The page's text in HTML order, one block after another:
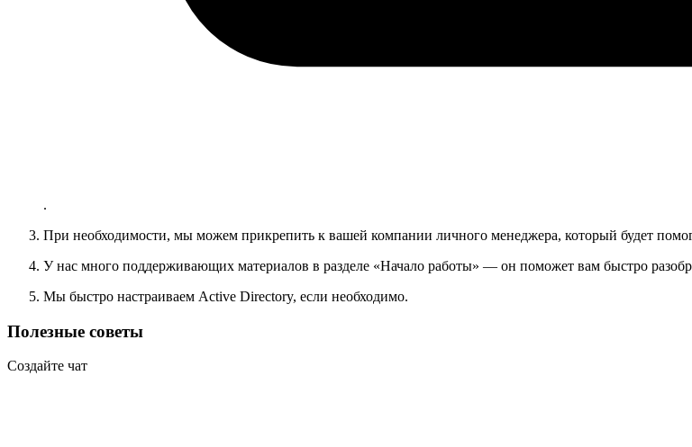
.
При необходимости, мы можем прикрепить к вашей компании личного менеджера, который будет
У нас много поддерживающих материалов в разделе «Начало работы» — он поможет вам быстро
Мы быстро настраиваем Active Directory, если необходимо.
Полезные советы
Создайте чат